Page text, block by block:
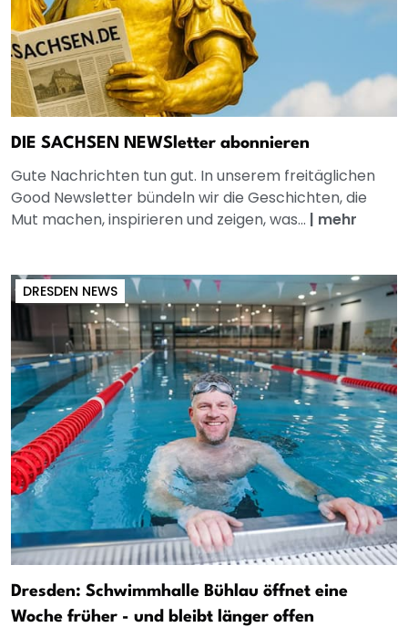
DIE SACHSEN NEWSletter abonnieren
Gute Nachrichten tun gut. In unserem freitäglichen
Good Newsletter bündeln wir die Geschichten, die
Mut machen, inspirieren und zeigen, was... | mehr
DRESDEN NEWS
Dresden: Schwimmhalle Bühlau öffnet eine
Woche früher - und bleibt länger offen